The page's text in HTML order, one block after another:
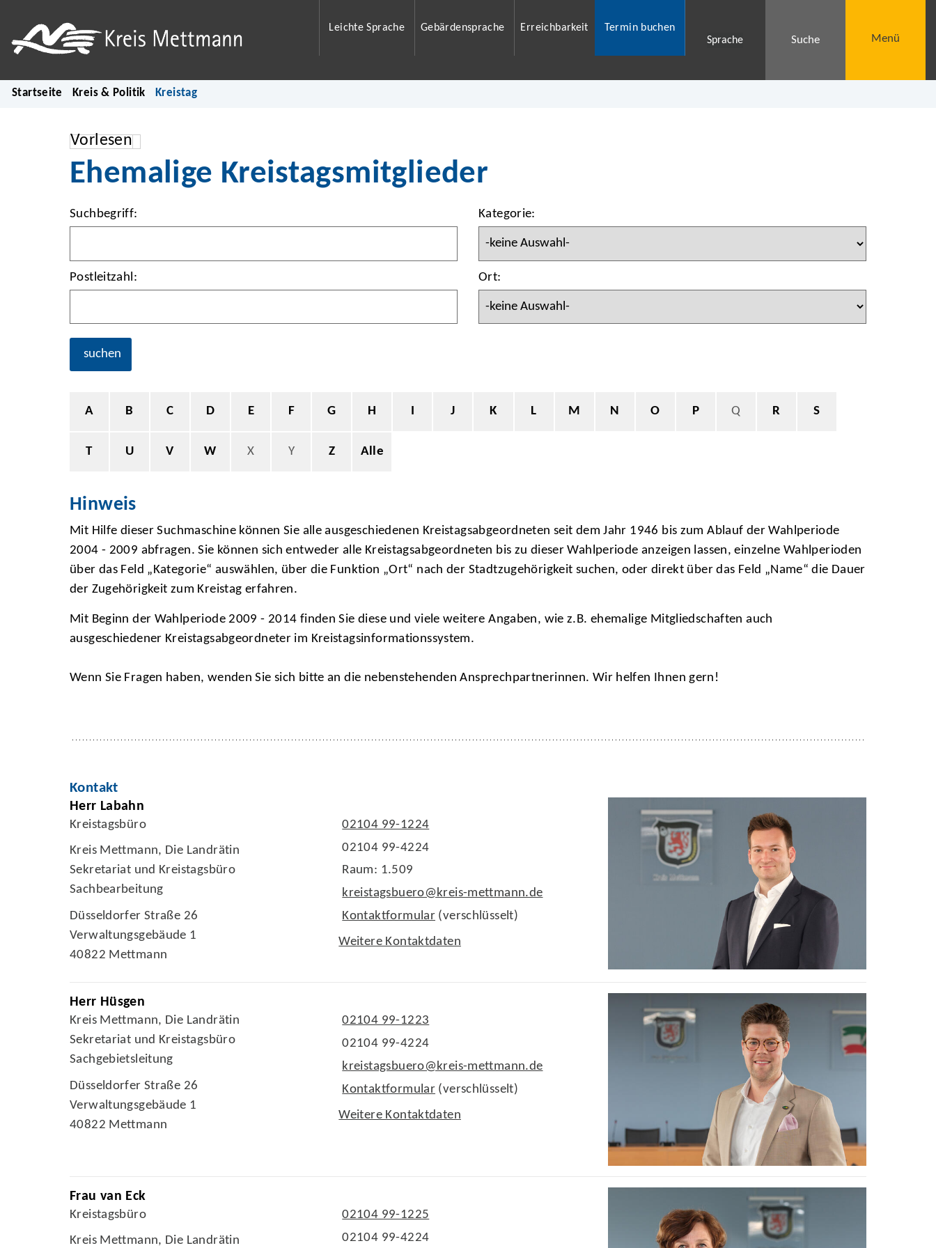
Leichte Sprache Gebärdensprache Erreichbarkeit
Termin buchen
Sprache
Suche Menü
Startseite Kreis & Politik Kreistag
Vorlesen
Ehemalige Kreistagsmitglieder
Suchbegriff: Kategorie:
Postleitzahl: Ort:
suchen
A B C D E F G H I J K L M N O P Q R S
T U V W X Y Z Alle
Hinweis
Mit Hilfe dieser Suchmaschine können Sie alle ausgeschiedenen Kreistagsabgeordneten seit dem Jahr 1946 bis zum Ablauf der Wahlperiode
2004 - 2009 abfragen. Sie können sich entweder alle Kreistagsabgeordneten bis zu dieser Wahlperiode anzeigen lassen, einzelne Wahlperioden
über das Feld „Kategorie“ auswählen, über die Funktion „Ort“ nach der Stadtzugehörigkeit suchen, oder direkt über das Feld „Name“ die Dauer
der Zugehörigkeit zum Kreistag erfahren.
Mit Beginn der Wahlperiode 2009 - 2014 finden Sie diese und viele weitere Angaben, wie z.B. ehemalige Mitgliedschaften auch
ausgeschiedener Kreistagsabgeordneter im Kreistagsinformationssystem.
Wenn Sie Fragen haben, wenden Sie sich bitte an die nebenstehenden Ansprechpartnerinnen. Wir helfen Ihnen gern!
Kontakt
Herr Labahn
Kreistagsbüro
Kreis Mettmann, Die Landrätin
Sekretariat und Kreistagsbüro
Sachbearbeitung
Düsseldorfer Straße 26
Verwaltungsgebäude 1
40822 Mettmann
02104 99-1224
02104 99-4224
Raum: 1.509
kreistagsbuero@kreis-mettmann.de
Kontaktformular (verschlüsselt)
Weitere Kontaktdaten
Herr Hüsgen
Kreis Mettmann, Die Landrätin
Sekretariat und Kreistagsbüro
Sachgebietsleitung
Düsseldorfer Straße 26
Verwaltungsgebäude 1
40822 Mettmann
02104 99-1223
02104 99-4224
kreistagsbuero@kreis-mettmann.de
Kontaktformular (verschlüsselt)
Weitere Kontaktdaten
Frau van Eck
Kreistagsbüro
Kreis Mettmann, Die Landrätin
02104 99-1225
02104 99-4224